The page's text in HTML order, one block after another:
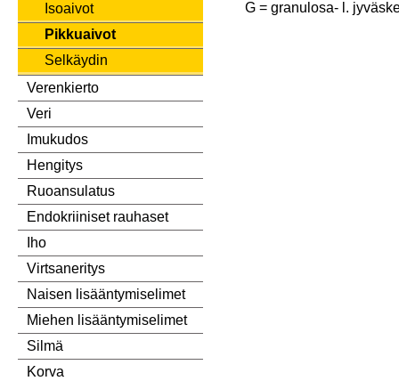
Isoaivot
Pikkuaivot
Selkäydin
Verenkierto
Veri
Imukudos
Hengitys
Ruoansulatus
Endokriiniset rauhaset
Iho
Virtsaneritys
Naisen lisääntymiselimet
Miehen lisääntymiselimet
Silmä
Korva
G = granulosa- l.